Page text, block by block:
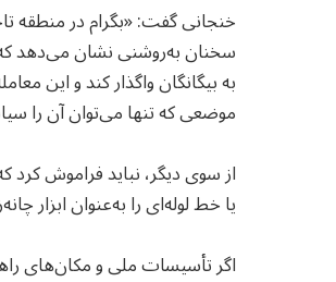
خنجانی گفت: «بگرام در منطقه
سخنان به‌روشنی نشان می‌دهد
به بیگانگان واگذار کند و این
موضعی که تنها می‌توان آن را
از سوی دیگر، نباید فراموش کرد
یا خط لوله‌ای را به‌عنوان
اگر تأسیسات ملی و مکان‌های